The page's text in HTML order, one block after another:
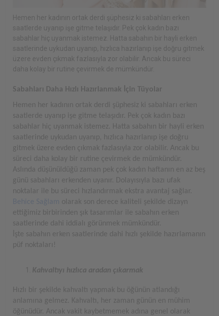
Hemen her kadının ortak derdi şüphesiz ki sabahları erken
saatlerde uyanıp işe gitme telaşıdır. Pek çok kadın bazı
sabahlar hiç uyanmak istemez. Hatta sabahın bir hayli erken
saatlerinde uykudan uyanıp, hızlıca hazırlanıp işe doğru gitmek
üzere evden çıkmak fazlasıyla zor olabilir. Ancak bu süreci
daha kolay bir rutine çevirmek de mümkündür.
Sabahları Daha Hızlı Hazırlanmak İçin Tüyolar
Hemen her kadının ortak derdi şüphesiz ki sabahları erken
saatlerde uyanıp işe gitme telaşıdır. Pek çok kadın bazı
sabahlar hiç uyanmak istemez. Hatta sabahın bir hayli erken
saatlerinde uykudan uyanıp, hızlıca hazırlanıp işe doğru
gitmek üzere evden çıkmak fazlasıyla zor olabilir. Ancak bu
süreci daha kolay bir rutine çevirmek de mümkündür.
Aslında düşünüldüğü zaman pek çok kadın haftanın en az beş
günü sabahları erkenden uyanır. Dolayısıyla bazı ufak
noktalar ile bu süreci hızlandırmak ekstra avantaj sağlar.
Behice Sağlam
olarak son derece kaliteli şekilde dizayn
ettiğimiz birbirinden şık tasarımlar ile sabahın erken
saatlerinde dahi iddialı görünmek mümkündür.
İşte sabahın erken saatlerinde dahi hızlı şekilde hazırlamanın
püf noktaları!
Kahvaltıyı hızlıca aradan çıkarmak
Hızlı bir şekilde kahvaltı yapmak bu öğünün atlandığı
anlamına gelmez. Kahvaltı, her zaman günün en mühim
öğünüdür. Ancak vakit kaybetmemek adına genel olarak